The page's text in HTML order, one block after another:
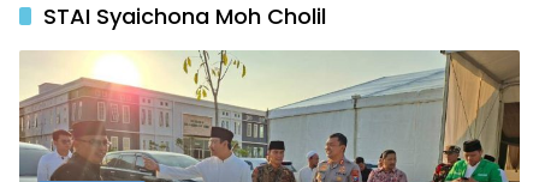
STAI Syaichona Moh Cholil